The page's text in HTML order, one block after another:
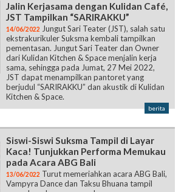
Jalin Kerjasama dengan Kulidan Café,
JST Tampilkan “SARIRAKKU”
14/06/2022 Jungut Sari Teater (JST), salah satu
ekstrakurikuler Suksma kembali tampilkan
pementasan. Jungut Sari Teater dan Owner
dari Kulidan Kitchen & Space menjalin kerja
sama, sehingga pada Jumat, 27 Mei 2022,
JST dapat menampilkan pantoret yang
berjudul “SARIRAKKU” dan akustik di Kulidan
Kitchen & Space.
berita
Siswi-Siswi Suksma Tampil di Layar
Kaca! Tunjukkan Performa Memukau
pada Acara ABG Bali
13/06/2022 Turut memeriahkan acara ABG Bali,
Vampyra Dance dan Taksu Bhuana tampil